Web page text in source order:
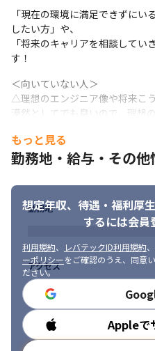
◎IoT関連Webサービス｜
《キャリア支援・案件決定実績》
・M.Yさん：先端技術へのモダナ
AWSモダナイズ案件へアサイン
現！
Java開発以降の下流工程2年強
SS（基本設計と詳細設計の間）
《入社後の流れ》
まずは、営業担当が希望やキ
最新の市況を知り尽くしたキャ
「キャリア実現のために、今は
い、こんな自己学習をした方が
といったキャリアカウンセリン
キャリア形成をしていく形です
含めて全て社内システムから確
を持って働くことができます。
「現在の環境に満足できずに
したい方」や、
「将来のキャリアを相談して
す！
＜向いていない人＞
△理想のエンジニア像や将来こ
漠然としてでも良いので、理想
我々もサポートできることがほ
「こんなエンジニアになりたい
なんでも良いので、今後の想い
す。
◎自由に自身のキャリアを形成
最新の市況を知り尽くしたキャ
「キャリア実現のために、今は
い、こんな自己学習をした方が良
といったキャリアカウンセリン
キャリア形成をしていく形です
必要な案件情報は、単価や内容
ができるため、安心感と納得
もっと見る
勤務地・給与・その他
想定年収、待遇・福利厚生
するには会員
利用規約、 レバテックID利用規約、
ーポリシーをご確認のうえ、同意
ださい。
Appleで
勤務地
アクセス
勤務時間